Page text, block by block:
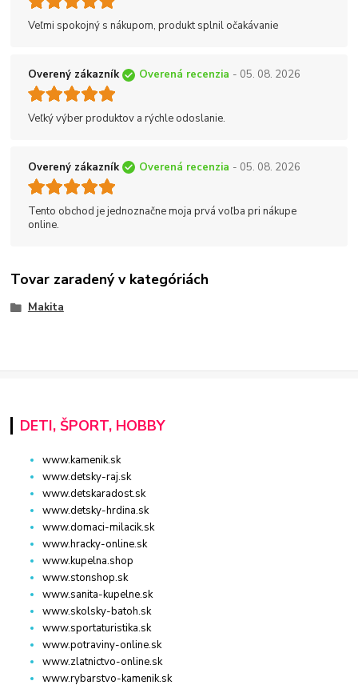
Veľmi spokojný s nákupom, produkt splnil očakávanie
Overený zákazník Overená recenzia - 05. 08. 2026
Veľký výber produktov a rýchle odoslanie.
Overený zákazník Overená recenzia - 05. 08. 2026
Tento obchod je jednoznačne moja prvá voľba pri nákupe
online.
Tovar zaradený v kategóriách
Makita
DETI, ŠPORT, HOBBY
www.kamenik.sk
www.detsky-raj.sk
www.detskaradost.sk
www.detsky-hrdina.sk
www.domaci-milacik.sk
www.hracky-online.sk
www.kupelna.shop
www.stonshop.sk
www.sanita-kupelne.sk
www.skolsky-batoh.sk
www.sportaturistika.sk
www.potraviny-online.sk
www.zlatnictvo-online.sk
www.rybarstvo-kamenik.sk